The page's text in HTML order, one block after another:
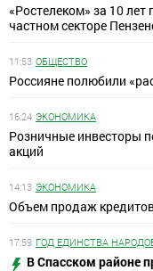
«Ростелеком» за 10
частном секторе
11:53 ОБЩЕСТВО
Россияне полюбили
16:24 ЭКОНОМИКА
Розничные инвесторы
акций
14:13 ЭКОНОМИКА
Объем продаж
17:59 ГОД ЕДИНСТВА
В Спасском районе